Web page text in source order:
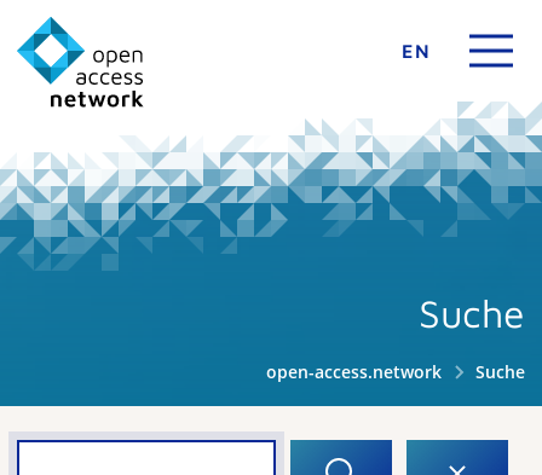
EN
Suche
open-access.network Suche